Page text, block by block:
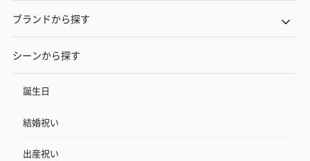
ブランドから探す
シーンから探す
誕生日
結婚祝い
出産祝い